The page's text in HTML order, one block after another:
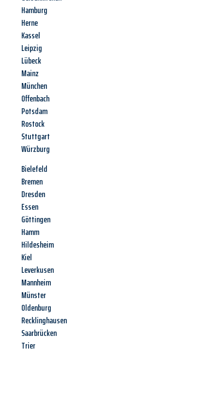
Hamburg
Herne
Kassel
Leipzig
Lübeck
Mainz
München
Offenbach
Potsdam
Rostock
Stuttgart
Würzburg
Bielefeld
Bremen
Dresden
Essen
Göttingen
Hamm
Hildesheim
Kiel
Leverkusen
Mannheim
Münster
Oldenburg
Recklinghausen
Saarbrücken
Trier